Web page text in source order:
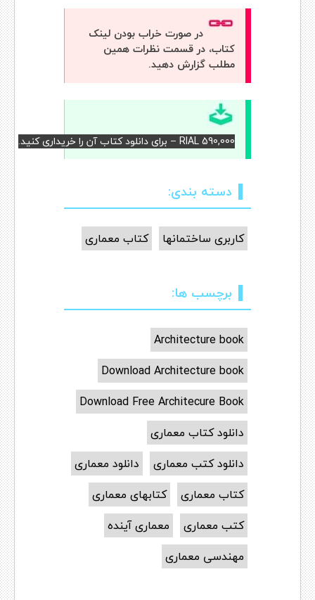
در صورت خراب بودن لینک
کتاب، در قسمت نظرات همین
مطلب گزارش دهید.
RIAL 590,000 – برای دانلود کتاب آن را خریداری کنید.
دسته بندی:
کاربری ساختمانها کتاب معماری
برچسب ها:
Architecture book
Download Architecture book
Download Free Architecure Book
دانلود کتاب معماری
دانلود کتب معماری
دانلود معماری
کتاب معماری
کتابهای معماری
کتب معماری
معماری آینده
مهندسی معماری